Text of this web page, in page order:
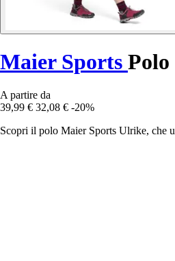
Maier Sports
A partire da
39,99 € 32,08 € -20%
Scopri il polo Maier Sports Ulrike, che